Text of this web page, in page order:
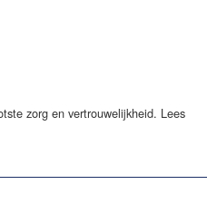
zorg en vertrouwelijkheid. Lees